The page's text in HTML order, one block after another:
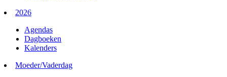
2026
Agendas
Dagboeken
Kalenders
Moeder/Vaderdag